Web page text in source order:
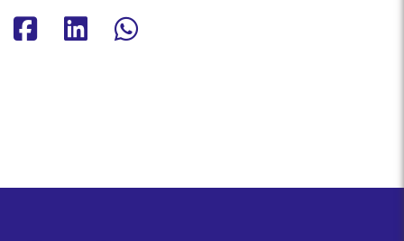
Jaa Facebookissa
Jaa Linkedinissä
Jaa Whatsappissa